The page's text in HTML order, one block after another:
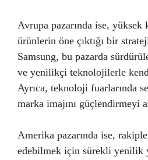
Avrupa pazarında ise,
ürünlerin öne çıktığı bir
Samsung, bu pazarda
ve yenilikçi teknolojilerle
Ayrıca, teknoloji fuarlarında
marka imajını güçlendirmeyi
Amerika pazarında ise,
edebilmek için sürekli yenilik